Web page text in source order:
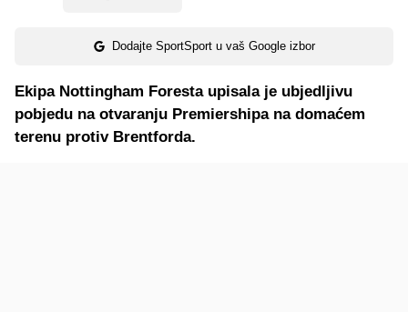
Dodajte SportSport u vaš Google izbor
Ekipa Nottingham Foresta upisala je ubjedljivu
pobjedu na otvaranju Premiershipa na domaćem
terenu protiv Brentforda.